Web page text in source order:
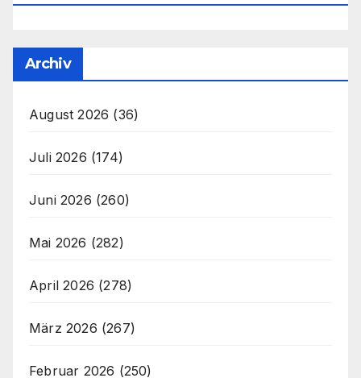
Archiv
August 2026 (36)
Juli 2026 (174)
Juni 2026 (260)
Mai 2026 (282)
April 2026 (278)
März 2026 (267)
Februar 2026 (250)